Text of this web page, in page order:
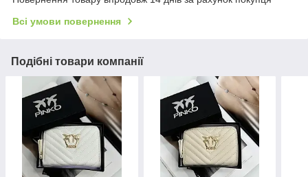
Всі умови повернення
Подібні товари компанії